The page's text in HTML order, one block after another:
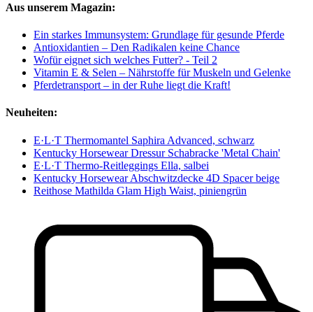
Aus unserem Magazin:
Ein starkes Immunsystem: Grundlage für gesunde Pferde
Antioxidantien – Den Radikalen keine Chance
Wofür eignet sich welches Futter? - Teil 2
Vitamin E & Selen – Nährstoffe für Muskeln und Gelenke
Pferdetransport – in der Ruhe liegt die Kraft!
Neuheiten:
E·L·T Thermomantel Saphira Advanced, schwarz
Kentucky Horsewear Dressur Schabracke 'Metal Chain'
E·L·T Thermo-Reitleggings Ella, salbei
Kentucky Horsewear Abschwitzdecke 4D Spacer beige
Reithose Mathilda Glam High Waist, piniengrün